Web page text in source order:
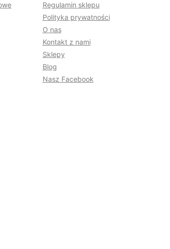
Regulamin sklepu
Polityka prywatności
O nas
Kontakt z nami
Sklepy
Blog
Nasz Facebook